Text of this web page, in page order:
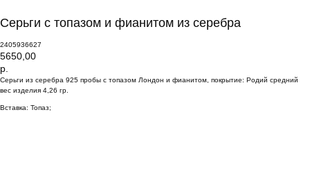
Серьги с топазом и фианитом из серебра
2405936627
5650,00
р.
Серьги из серебра 925 пробы с топазом Лондон и фианитом, покрытие: Родий средний
вес изделия 4,26 гр.
Вставка: Топаз;